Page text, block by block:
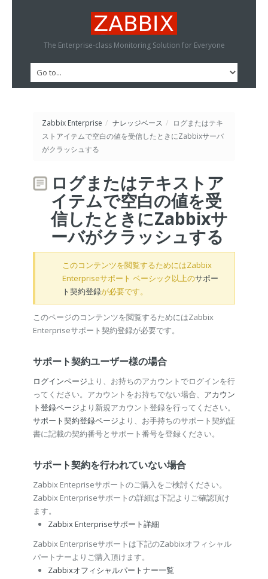
The Enterprise-class Monitoring Solution for Everyone
Zabbix Enterprise / ナレッジベース / ログまたはテキ
ストアイテムで空白の値を受信したときにZabbixサーバ
がクラッシュする
ログまたはテキストア
イテムで空白の値を受
信したときにZabbixサ
ーバがクラッシュする
このコンテンツを閲覧するためにはZabbix
Enterpriseサポート ベーシック以上のサポー
ト契約登録が必要です。
このページのコンテンツを閲覧するためにはZabbix
Enterpriseサポート契約登録が必要です。
サポート契約ユーザー様の場合
ログインページより、お持ちのアカウントでログインを行
ってください。アカウントをお持ちでない場合、 アカウン
ト登録ページより新規アカウント登録を行ってください。
サポート契約登録ページより、お手持ちのサポート契約証
書に記載の契約番号とサポート番号を登録ください。
サポート契約を行われていない場合
Zabbix Entepriseサポートのご購入をご検討ください。
Zabbix Enterpriseサポートの詳細は下記よりご確認頂け
ます。
Zabbix Enterpriseサポート詳細
Zabbix Enterpriseサポートは下記のZabbixオフィシャル
パートナーよりご購入頂けます。
Zabbixオフィシャルパートナー一覧